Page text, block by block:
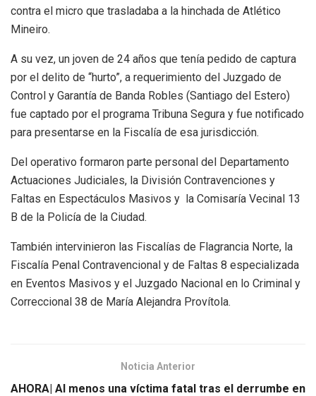
contra el micro que trasladaba a la hinchada de Atlético
Mineiro.
A su vez, un joven de 24 años que tenía pedido de captura
por el delito de “hurto”, a requerimiento del Juzgado de
Control y Garantía de Banda Robles (Santiago del Estero)
fue captado por el programa Tribuna Segura y fue notificado
para presentarse en la Fiscalía de esa jurisdicción.
Del operativo formaron parte personal del Departamento
Actuaciones Judiciales, la División Contravenciones y
Faltas en Espectáculos Masivos y la Comisaría Vecinal 13
B de la Policía de la Ciudad.
También intervinieron las Fiscalías de Flagrancia Norte, la
Fiscalía Penal Contravencional y de Faltas 8 especializada
en Eventos Masivos y el Juzgado Nacional en lo Criminal y
Correccional 38 de María Alejandra Provítola.
Noticia Anterior
AHORA| Al menos una víctima fatal tras el derrumbe en